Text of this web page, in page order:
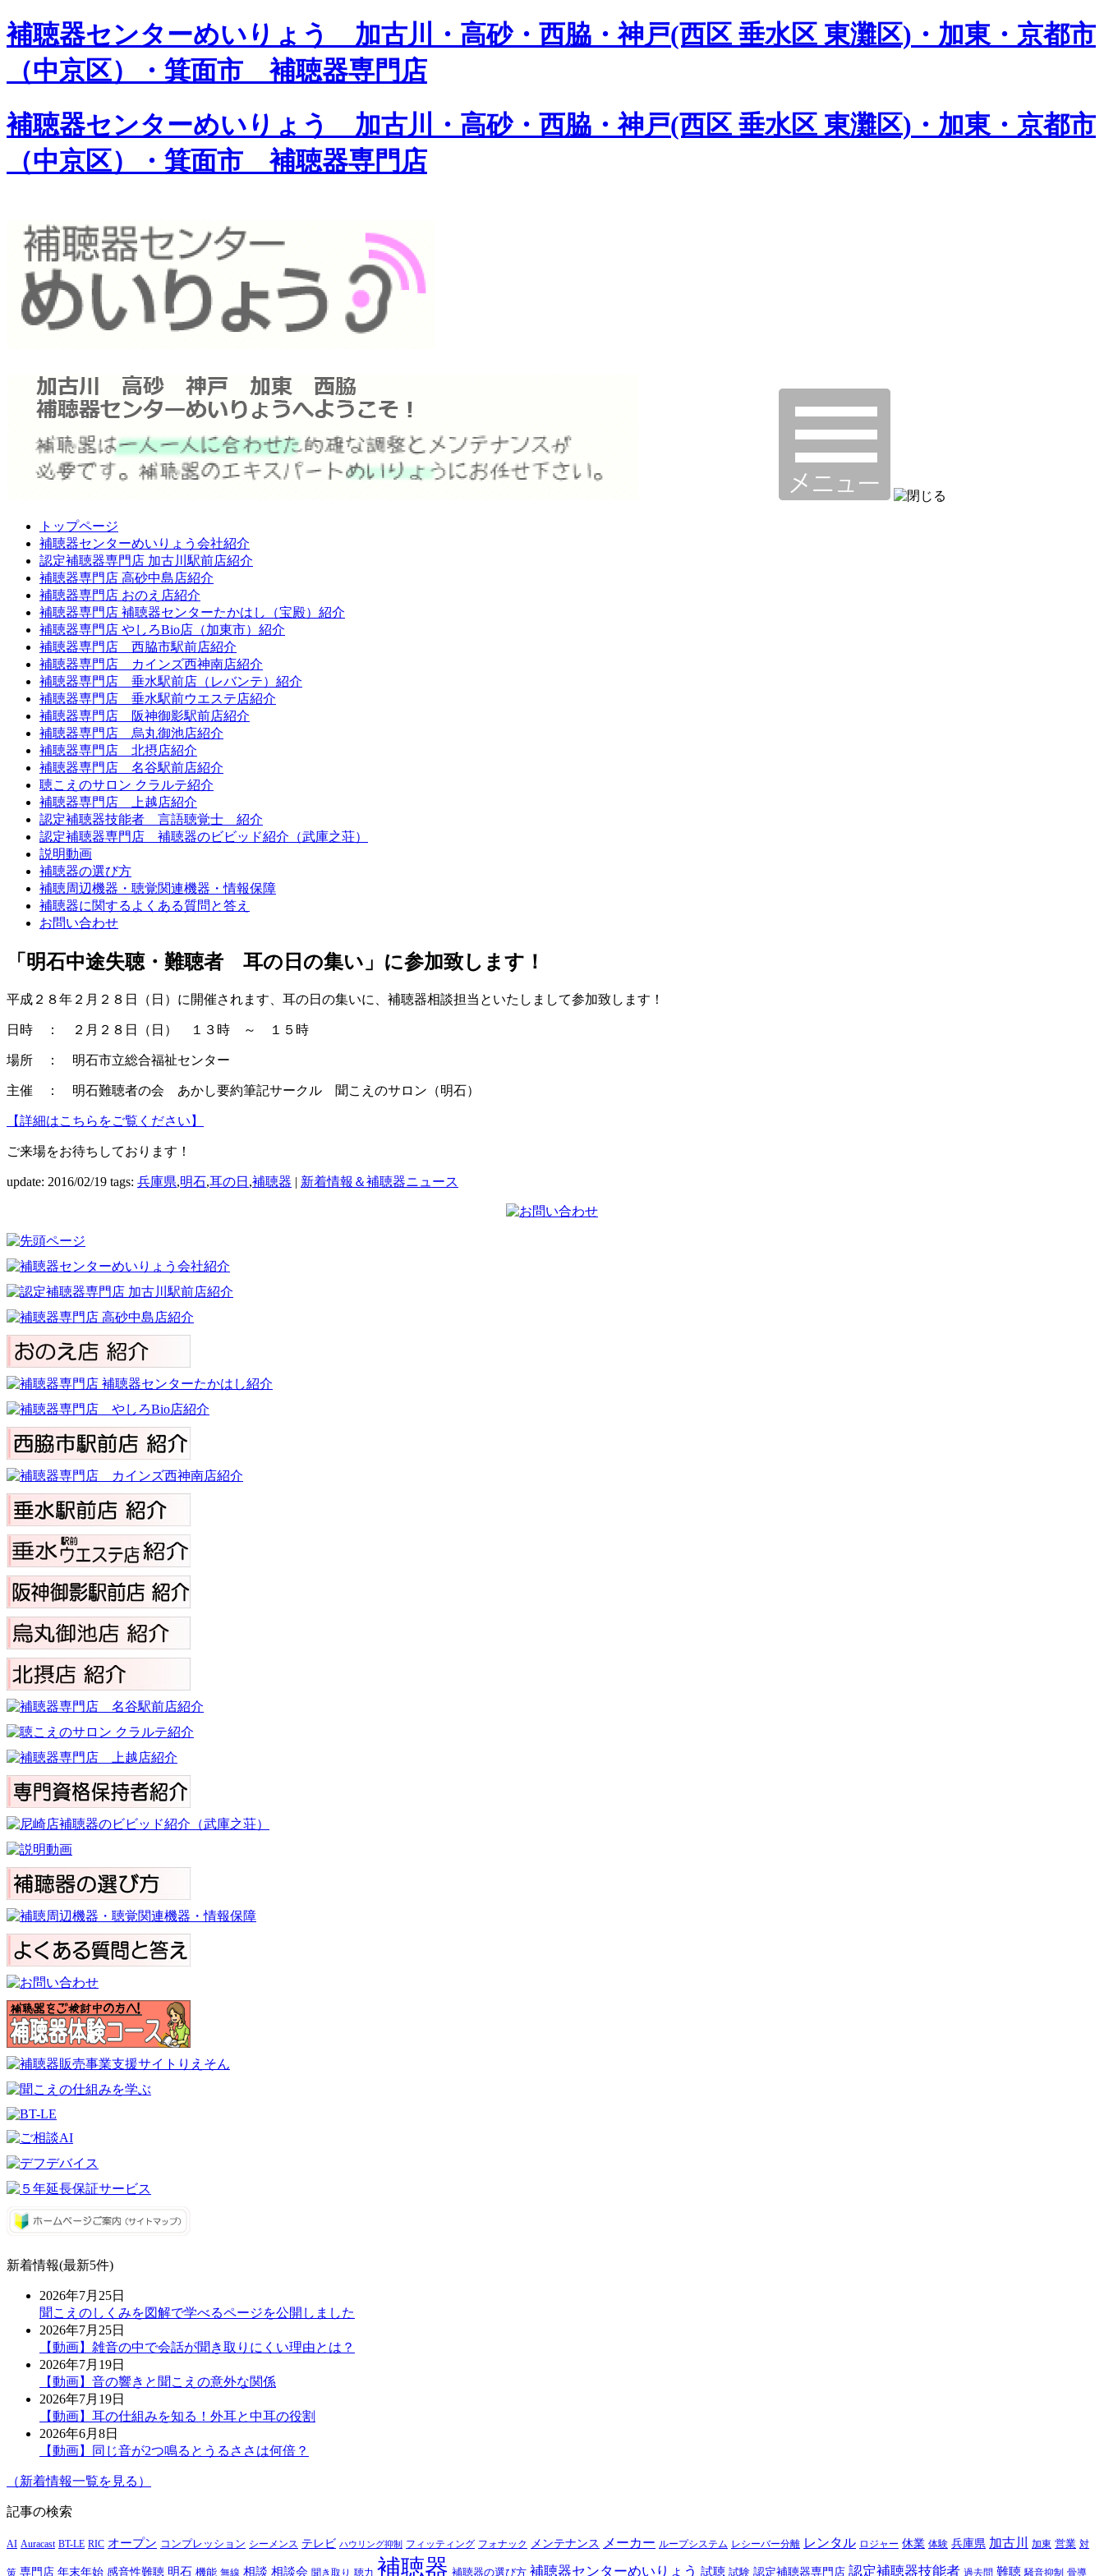
補聴器センターめいりょう 加古川・高砂・西脇・神戸(西区 垂水区 東灘区)・加東・京都市
（中京区）・箕面市 補聴器専門店
補聴器センターめいりょう 加古川・高砂・西脇・神戸(西区 垂水区 東灘区)・加東・京都市
（中京区）・箕面市 補聴器専門店
トップページ
補聴器センターめいりょう会社紹介
認定補聴器専門店 加古川駅前店紹介
補聴器専門店 高砂中島店紹介
補聴器専門店 おのえ店紹介
補聴器専門店 補聴器センターたかはし（宝殿）紹介
補聴器専門店 やしろBio店（加東市）紹介
補聴器専門店 西脇市駅前店紹介
補聴器専門店 カインズ西神南店紹介
補聴器専門店 垂水駅前店（レバンテ）紹介
補聴器専門店 垂水駅前ウエステ店紹介
補聴器専門店 阪神御影駅前店紹介
補聴器専門店 烏丸御池店紹介
補聴器専門店 北摂店紹介
補聴器専門店 名谷駅前店紹介
聴こえのサロン クラルテ紹介
補聴器専門店 上越店紹介
認定補聴器技能者 言語聴覚士 紹介
認定補聴器専門店 補聴器のビビッド紹介（武庫之荘）
説明動画
補聴器の選び方
補聴周辺機器・聴覚関連機器・情報保障
補聴器に関するよくある質問と答え
お問い合わせ
「明石中途失聴・難聴者 耳の日の集い」に参加致します！
平成２８年２月２８日（日）に開催されます、耳の日の集いに、補聴器相談担当といたしまして参加致します！
日時 ： ２月２８日（日） １３時 ～ １５時
場所 ： 明石市立総合福祉センター
主催 ： 明石難聴者の会 あかし要約筆記サークル 聞こえのサロン（明石）
【詳細はこちらをご覧ください】
ご来場をお待ちしております！
update: 2016/02/19 tags: 兵庫県,明石,耳の日 ,補聴器 | 新着情報＆補聴器ニュース
新着情報(最新5件)
2026年7月25日
聞こえのしくみを図解で学べるページを公開しました
2026年7月25日
【動画】雑音の中で会話が聞き取りにくい理由とは？
2026年7月19日
【動画】音の響きと聞こえの意外な関係
2026年7月19日
【動画】耳の仕組みを知る！外耳と中耳の役割
2026年6月8日
【動画】同じ音が2つ鳴るとうるささは何倍？
（新着情報一覧を見る）
記事の検索
AI Auracast BT-LE RIC オープン コンプレッション シーメンス テレビ ハウリング抑制 フィッティング フォナック メンテナンス メーカー ループシステム レシーバー分離 レンタル ロジャー 休業 体験 兵庫県 加古川 加東 営業 対
策 専門店 年末年始 感音性難聴 明石 機能 無線 相談 相談会 聞き取り 聴力 補聴器 補聴器の選び方 補聴器センターめいりょう 試聴 試験 認定補聴器専門店 認定補聴器技能者 過去問 難聴 騒音抑制 骨導